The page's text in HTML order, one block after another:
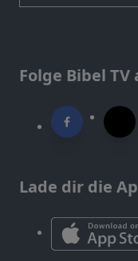
Folge Bibel
Lade dir die